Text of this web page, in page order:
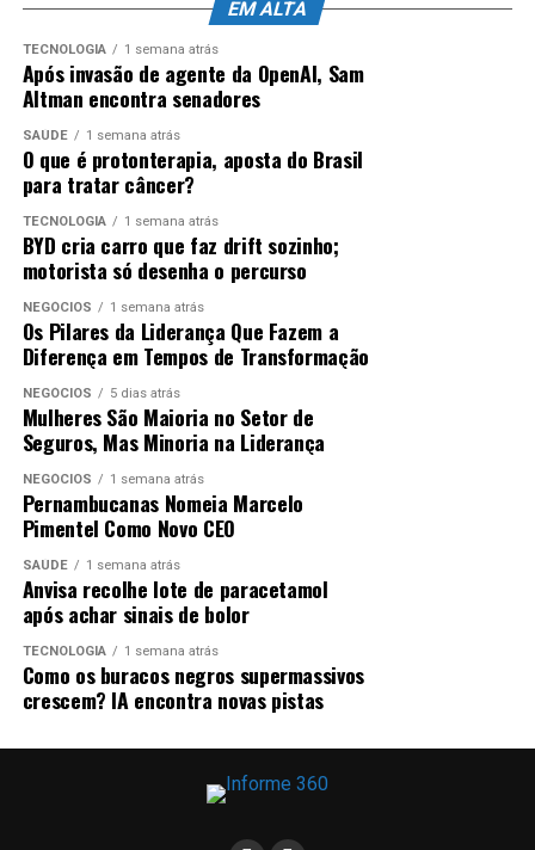
EM ALTA
TECNOLOGIA 1 semana atrás
Após invasão de agente da OpenAI, Sam
Altman encontra senadores
SAÚDE 1 semana atrás
O que é protonterapia, aposta do Brasil
para tratar câncer?
TECNOLOGIA 1 semana atrás
BYD cria carro que faz drift sozinho;
motorista só desenha o percurso
NEGÓCIOS 1 semana atrás
Os Pilares da Liderança Que Fazem a
Diferença em Tempos de Transformação
NEGÓCIOS 5 dias atrás
Mulheres São Maioria no Setor de
Seguros, Mas Minoria na Liderança
NEGÓCIOS 1 semana atrás
Pernambucanas Nomeia Marcelo
Pimentel Como Novo CEO
SAÚDE 1 semana atrás
Anvisa recolhe lote de paracetamol
após achar sinais de bolor
TECNOLOGIA 1 semana atrás
Como os buracos negros supermassivos
crescem? IA encontra novas pistas